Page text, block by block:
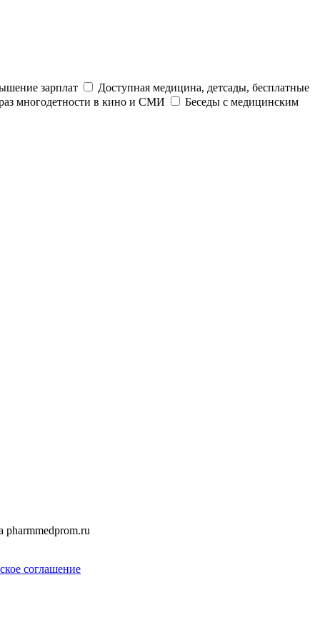
зарплат
Доступная медицина, детсады, бесплатные
многодетности в кино и СМИ
Беседы с медицинским
pharmmedprom.ru
соглашение